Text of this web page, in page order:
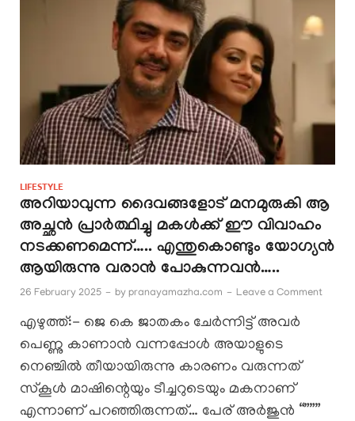
LIFESTYLE
അറിയാവുന്ന ദൈവങ്ങളോട് മനമുരുകി ആ
അച്ഛൻ പ്രാർത്ഥിച്ചു മകൾക്ക് ഈ വിവാഹം
നടക്കണമെന്ന്….. എന്തുകൊണ്ടും യോഗ്യൻ
ആയിരുന്നു വരാൻ പോകുന്നവൻ…..
26 February 2025 - by pranayamazha.com - Leave a Comment
എഴുത്ത്:- ജെ കെ ജാതകം ചേർന്നിട്ട് അവർ
പെണ്ണു കാണാൻ വന്നപ്പോൾ അയാളുടെ
നെഞ്ചിൽ തീയായിരുന്നു കാരണം വരുന്നത്
സ്കൂൾ മാഷിന്റെയും ടീച്ചറുടെയും മകനാണ്
എന്നാണ് പറഞ്ഞിരുന്നത്… പേര് അർജുൻ “”””